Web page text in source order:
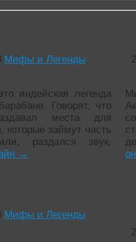
Мифы и Легенды
индейская легенда
Говорят, что
места для
которые займут часть
раздался звук,
→
Мифы и Легенды